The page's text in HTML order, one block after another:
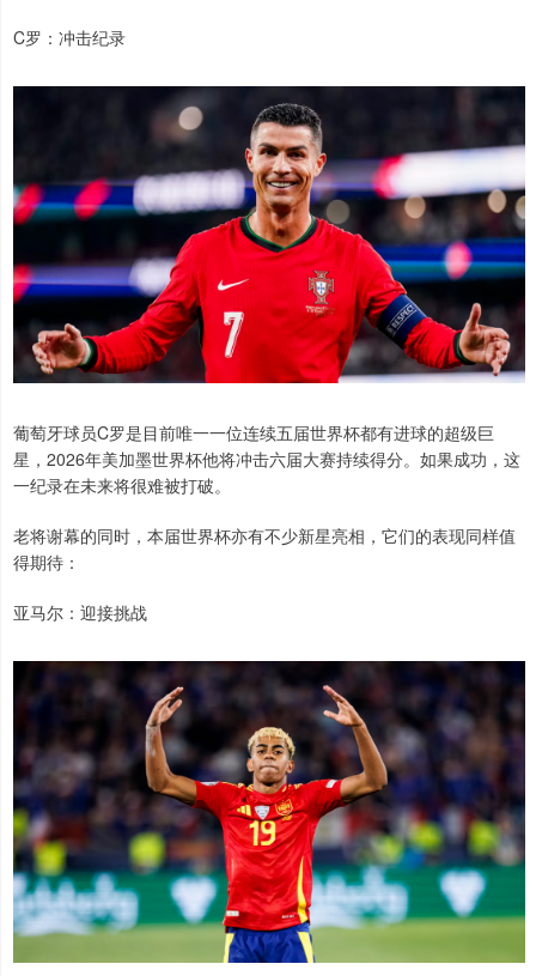
C罗：冲击纪录
葡萄牙球员C罗是目前唯一一位连续五届世界杯都有进球的超级巨
星，2026年美加墨世界杯他将冲击六届大赛持续得分。如果成功，这
一纪录在未来将很难被打破。
老将谢幕的同时，本届世界杯亦有不少新星亮相，它们的表现同样值
得期待：
亚马尔：迎接挑战